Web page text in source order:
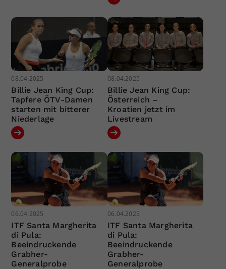
08.04.2025
Billie Jean King Cup:
Tapfere ÖTV-Damen
starten mit bitterer
Niederlage
08.04.2025
Billie Jean King Cup:
Österreich –
Kroatien jetzt im
Livestream
06.04.2025
ITF Santa Margherita
di Pula:
Beeindruckende
Grabher-
Generalprobe
06.04.2025
ITF Santa Margherita
di Pula:
Beeindruckende
Grabher-
Generalprobe